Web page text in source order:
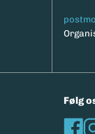
Følg